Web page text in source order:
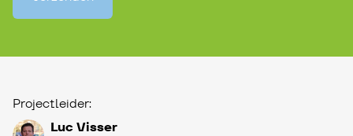
Projectleider:
Luc Visser